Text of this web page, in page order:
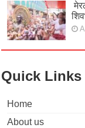
Quick Links
Home
About us